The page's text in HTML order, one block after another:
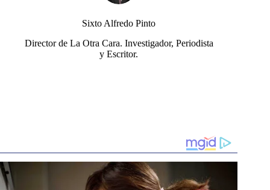
Sixto Alfredo Pinto
Director de La Otra Cara. Investigador, Periodista
y Escritor.